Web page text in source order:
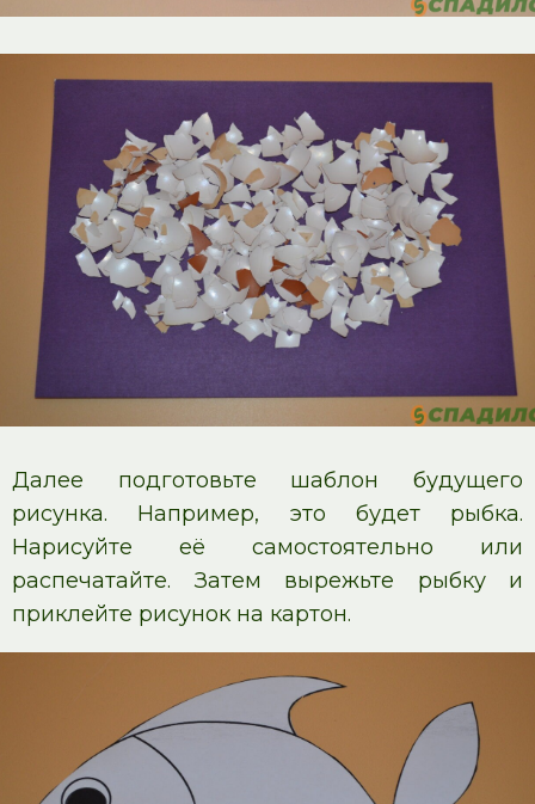
Далее подготовьте шаблон будущего
рисунка. Например, это будет рыбка.
Нарисуйте её самостоятельно или
распечатайте. Затем вырежьте рыбку и
приклейте рисунок на картон.